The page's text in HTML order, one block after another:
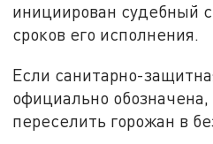
инициирован судебный
сроков его исполнения.
Если санитарно-
официально
переселить горожан в